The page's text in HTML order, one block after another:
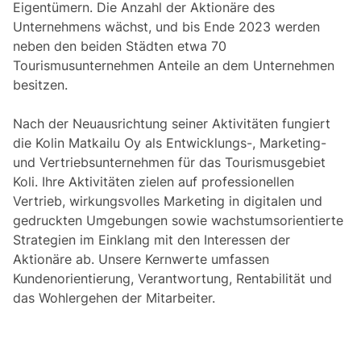
Eigentümern. Die Anzahl der Aktionäre des
Unternehmens wächst, und bis Ende 2023 werden
neben den beiden Städten etwa 70
Tourismusunternehmen Anteile an dem Unternehmen
besitzen.
Nach der Neuausrichtung seiner Aktivitäten fungiert
die Kolin Matkailu Oy als Entwicklungs-, Marketing-
und Vertriebsunternehmen für das Tourismusgebiet
Koli. Ihre Aktivitäten zielen auf professionellen
Vertrieb, wirkungsvolles Marketing in digitalen und
gedruckten Umgebungen sowie wachstumsorientierte
Strategien im Einklang mit den Interessen der
Aktionäre ab. Unsere Kernwerte umfassen
Kundenorientierung, Verantwortung, Rentabilität und
das Wohlergehen der Mitarbeiter.